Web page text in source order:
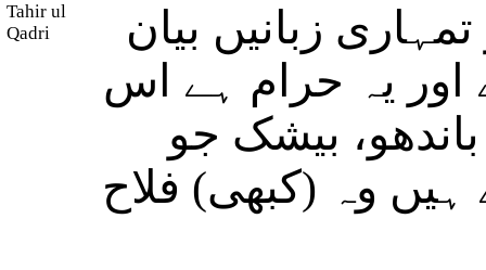
Tahir ul
Qadri
زبانیں بیان
اور یہ حرام ہے اس
بیشک جو
ہیں وہ (کبھی) فلاح